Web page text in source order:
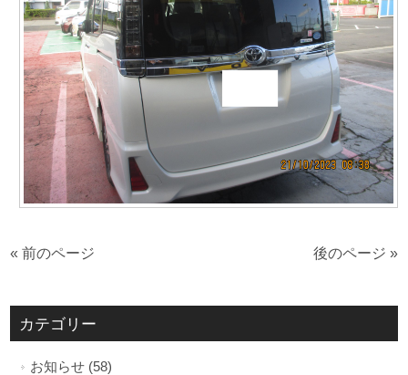
« 前のページ 後のページ »
カテゴリー
お知らせ (58)